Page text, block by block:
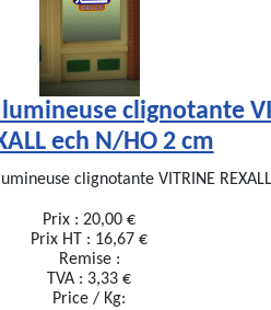
clignotante
ech N/HO 2 cm
clignotante VITRINE
Prix :20,00 €
Prix HT : 16,67 €
Remise :
TVA : 3,33 €
Price / Kg: